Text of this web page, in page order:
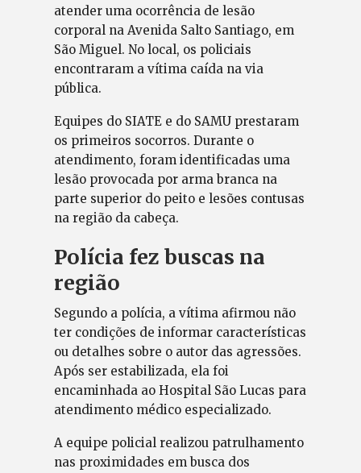
atender uma ocorrência de lesão
corporal na Avenida Salto Santiago, em
São Miguel. No local, os policiais
encontraram a vítima caída na via
pública.
Equipes do SIATE e do SAMU prestaram
os primeiros socorros. Durante o
atendimento, foram identificadas uma
lesão provocada por arma branca na
parte superior do peito e lesões contusas
na região da cabeça.
Polícia fez buscas na
região
Segundo a polícia, a vítima afirmou não
ter condições de informar características
ou detalhes sobre o autor das agressões.
Após ser estabilizada, ela foi
encaminhada ao Hospital São Lucas para
atendimento médico especializado.
A equipe policial realizou patrulhamento
nas proximidades em busca dos